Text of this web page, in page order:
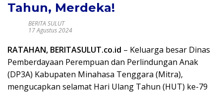
Tahun, Merdeka!
BERITA SULUT
17 Agustus 2024
RATAHAN, BERITASULUT.co.id – Keluarga besar Dinas
Pemberdayaan Perempuan dan Perlindungan Anak
(DP3A) Kabupaten Minahasa Tenggara (Mitra),
mengucapkan selamat Hari Ulang Tahun (HUT) ke-79